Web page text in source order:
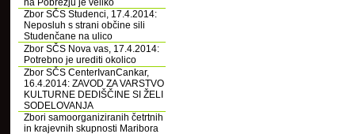
na Pobrežju je veliko
Zbor SČS Studenci, 17.4.2014:
Neposluh s strani občine sili
Studenčane na ulico
Zbor SČS Nova vas, 17.4.2014:
Potrebno je urediti okolico
Zbor SČS CenterIvanCankar,
16.4.2014: ZAVOD ZA VARSTVO
KULTURNE DEDIŠČINE SI ŽELI
SODELOVANJA
Zbori samoorganiziranih četrtnih
in krajevnih skupnosti Maribora